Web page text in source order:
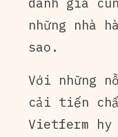
những nhà
sao.
Với những
cải tiến
Vietferm